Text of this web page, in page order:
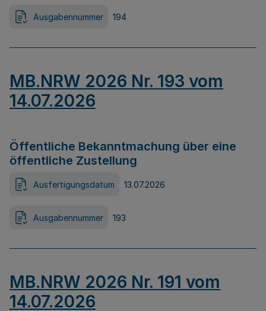
Ausgabennummer 194
MB.NRW 2026 Nr. 193 vom
14.07.2026
Öffentliche Bekanntmachung über eine
öffentliche Zustellung
Ausfertigungsdatum 13.07.2026
Ausgabennummer 193
MB.NRW 2026 Nr. 191 vom
14.07.2026